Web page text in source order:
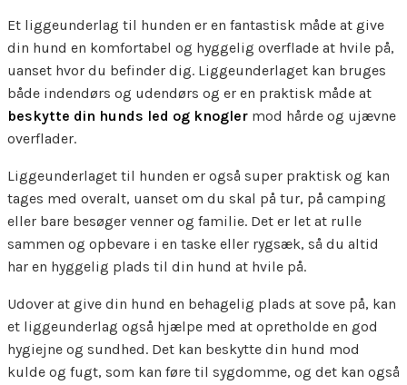
Et liggeunderlag til hunden er en fantastisk måde at give
din hund en komfortabel og hyggelig overflade at hvile på,
uanset hvor du befinder dig. Liggeunderlaget kan bruges
både indendørs og udendørs og er en praktisk måde at
beskytte din hunds led og knogler mod hårde og ujævne
overflader.
Liggeunderlaget til hunden er også super praktisk og kan
tages med overalt, uanset om du skal på tur, på camping
eller bare besøger venner og familie. Det er let at rulle
sammen og opbevare i en taske eller rygsæk, så du altid
har en hyggelig plads til din hund at hvile på.
Udover at give din hund en behagelig plads at sove på, kan
et liggeunderlag også hjælpe med at opretholde en god
hygiejne og sundhed. Det kan beskytte din hund mod
kulde og fugt, som kan føre til sygdomme, og det kan også